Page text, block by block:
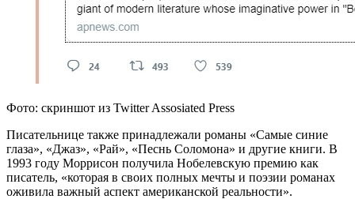
Фото: скриншот из Twitter Assosiated Press
Писательнице также принадлежали романы «Самые синие
глаза», «Джаз», «Рай», «Песнь Соломона» и другие книги. В
1993 году Моррисон получила Нобелевскую премию как
писатель, «которая в своих полных мечты и поэзии романах
оживила важный аспект американской реальности».